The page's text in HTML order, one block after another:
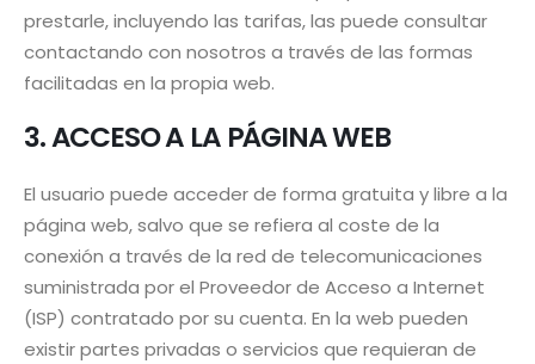
prestarle, incluyendo las tarifas, las puede consultar
contactando con nosotros a través de las formas
facilitadas en la propia web.
3. ACCESO A LA PÁGINA WEB
El usuario puede acceder de forma gratuita y libre a la
página web, salvo que se refiera al coste de la
conexión a través de la red de telecomunicaciones
suministrada por el Proveedor de Acceso a Internet
(ISP) contratado por su cuenta. En la web pueden
existir partes privadas o servicios que requieran de